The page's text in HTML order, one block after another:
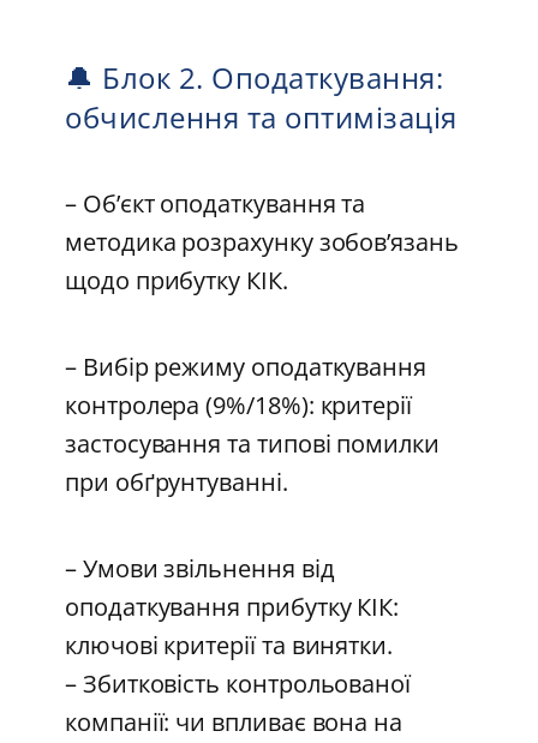
🔔 Блок 2. Оподаткування:
обчислення та оптимізація
– Об’єкт оподаткування та
методика розрахунку зобов’язань
щодо прибутку КІК.
– Вибір режиму оподаткування
контролера (9%/18%): критерії
застосування та типові помилки
при обґрунтуванні.
– Умови звільнення від
оподаткування прибутку КІК:
ключові критерії та винятки.
– Збитковість контрольованої
компанії: чи впливає вона на